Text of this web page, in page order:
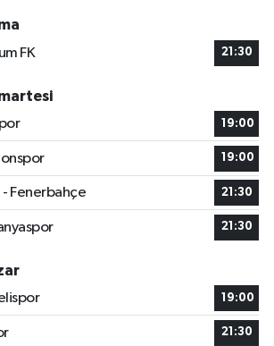
FK
21:30
19:00
19:00
Fenerbahçe 21:30
21:30
19:00
21:30